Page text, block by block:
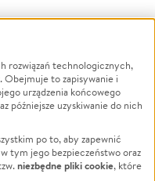
Powódź
Wichura
NGO
Edukacja
Podróż
rozwiązań technologicznych,
Obejmuje to zapisywanie i
urządzenia końcowego
późniejsze uzyskiwanie do nich
po to, aby zapewnić
tym jego bezpieczeństwo oraz
niezbędne pliki cookie, które